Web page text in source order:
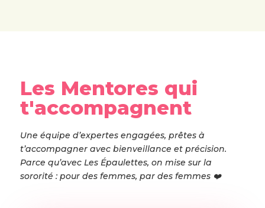
Les Mentores qui
t'accompagnent
Une équipe d’expertes engagées, prêtes à
t’accompagner avec bienveillance et précision.
Parce qu’avec Les Épaulettes, on mise sur la
sororité : pour des femmes, par des femmes ❤️